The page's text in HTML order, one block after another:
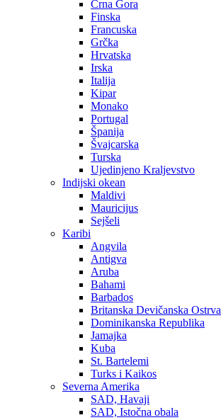
Crna Gora
Finska
Francuska
Grčka
Hrvatska
Irska
Italija
Kipar
Monako
Portugal
Španija
Švajcarska
Turska
Ujedinjeno Kraljevstvo
Indijski okean
Maldivi
Mauricijus
Sejšeli
Karibi
Angvila
Antigva
Aruba
Bahami
Barbados
Britanska Devičanska Ostrva
Dominikanska Republika
Jamajka
Kuba
St. Bartelemi
Turks i Kaikos
Severna Amerika
SAD, Havaji
SAD, Istočna obala